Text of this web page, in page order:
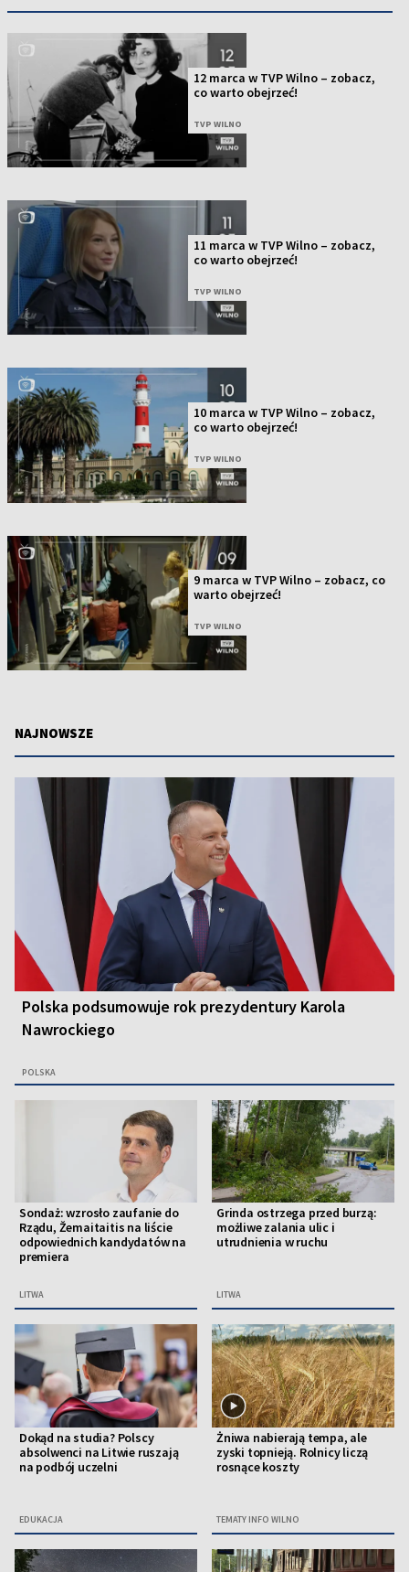
12 marca w TVP Wilno – zobacz,
co warto obejrzeć!
TVP WILNO
11 marca w TVP Wilno – zobacz,
co warto obejrzeć!
TVP WILNO
10 marca w TVP Wilno – zobacz,
co warto obejrzeć!
TVP WILNO
9 marca w TVP Wilno – zobacz, co
warto obejrzeć!
TVP WILNO
NAJNOWSZE
Polska podsumowuje rok prezydentury Karola
Nawrockiego
POLSKA
Sondaż: wzrosło zaufanie do
Rządu, Žemaitaitis na liście
odpowiednich kandydatów na
premiera
LITWA
Grinda ostrzega przed burzą:
możliwe zalania ulic i
utrudnienia w ruchu
LITWA
Dokąd na studia? Polscy
absolwenci na Litwie ruszają
na podbój uczelni
EDUKACJA
Żniwa nabierają tempa, ale
zyski topnieją. Rolnicy liczą
rosnące koszty
TEMATY INFO WILNO